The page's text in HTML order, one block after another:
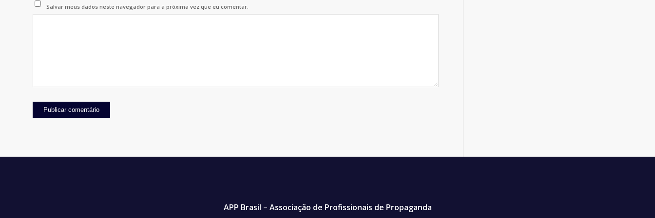
Salvar meus dados neste navegador para a próxima vez que eu comentar.
APP Brasil – Associação de Profissionais de Propaganda